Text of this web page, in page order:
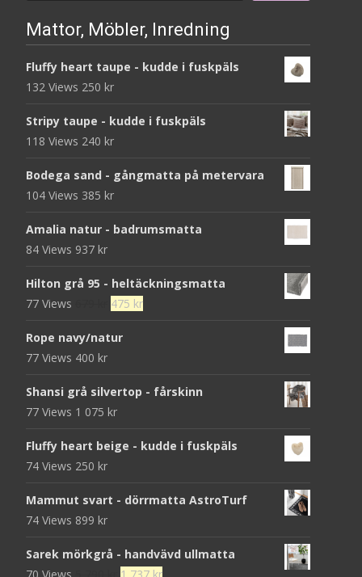
Mattor, Möbler, Inredning
Fluffy heart taupe - kudde i fuskpäls
132 Views 250 kr
Stripy taupe - kudde i fuskpäls
118 Views 240 kr
Bodega sand - gångmatta på metervara
104 Views 385 kr
Amalia natur - badrumsmatta
84 Views 937 kr
Hilton grå 95 - heltäckningsmatta
77 Views
Det
priset
475 krDet
475 kr.
Rope navy/natur
77 Views 400 kr
Shansi grå silvertop - fårskinn
77 Views 1 075 kr
Fluffy heart beige - kudde i fuskpäls
74 Views 250 kr
Mammut svart - dörrmatta AstroTurf
74 Views 899 kr
Sarek mörkgrå - handvävd ullmatta
70 Views
Det
1 737 krDet